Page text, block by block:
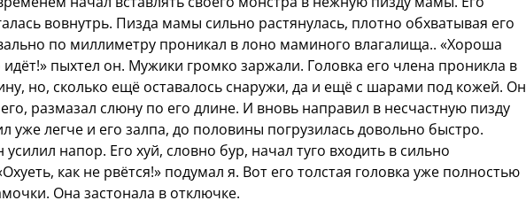
вовнутрь. Пизда мамы сильно растянулась, плотно обхватывая его
по миллиметру проникал в лоно маминого влагалища.. «Хороша
идёт!» пыхтел он. Мужики громко заржали. Головка его члена проникла в
но, сколько ещё оставалось снаружи, да и ещё с шарами под кожей. Он
размазал слюну по его длине. И вновь направил в несчастную пизду
уже легче и его залпа, до половины погрузилась довольно быстро.
напор. Его хуй, словно бур, начал туго входить в сильно
как не рвётся!» подумал я. Вот его толстая головка уже полностью
Она застонала в отключке.